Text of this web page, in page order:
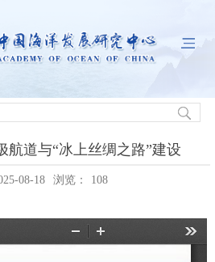
航道与“冰上丝绸之路”建设
08-18 浏览： 108